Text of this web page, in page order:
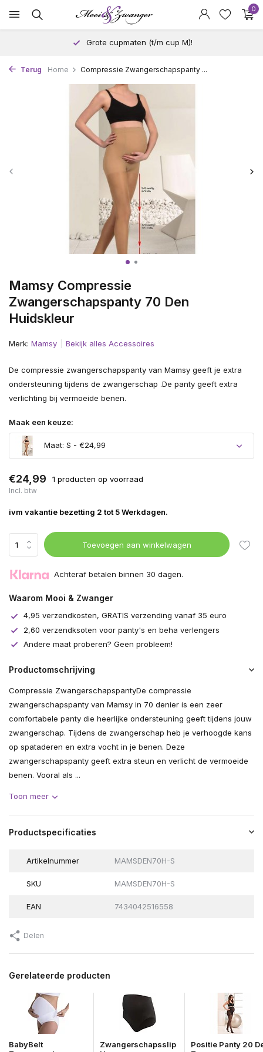
0
Grote cupmaten (t/m cup M)!
Terug Home Compressie Zwangerschapspanty ...
Mamsy Compressie
Zwangerschapspanty 70 Den
Huidskleur
Merk: Mamsy Bekijk alles Accessoires
De compressie zwangerschapspanty van Mamsy geeft je extra
ondersteuning tijdens de zwangerschap .De panty geeft extra
verlichting bij vermoeide benen.
Maak een keuze:
Maat: S - €24,99
Uitverkocht
€24,99 1 producten op voorraad
Incl. btw
ivm vakantie bezetting 2 tot 5 Werkdagen.
Toevoegen aan winkelwagen
Achteraf betalen binnen 30 dagen.
Waarom Mooi & Zwanger
4,95 verzendkosten, GRATIS verzending vanaf 35 euro
2,60 verzendksoten voor panty's en beha verlengers
Andere maat proberen? Geen probleem!
Productomschrijving
Compressie ZwangerschapspantyDe compressie
zwangerschapspanty van Mamsy in 70 denier is een zeer
comfortabele panty die heerlijke ondersteuning geeft tijdens jouw
zwangerschap. Tijdens de zwangerschap heb je verhoogde kans
op spataderen en extra vocht in je benen. Deze
zwangerschapspanty geeft extra steun en verlicht de vermoeide
benen. Vooral als ...
Toon meer
Productspecificaties
Artikelnummer MAMSDEN70H-S
SKU MAMSDEN70H-S
EAN 7434042516558
Delen
Gerelateerde producten
BabyBelt
Zwangerschapsslip
Positie Panty 20